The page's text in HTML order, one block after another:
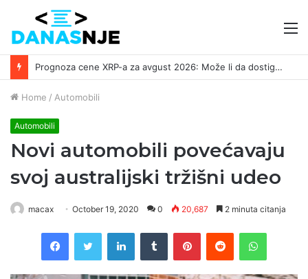
Prognoza cene XRP-a za avgust 2026: Može li da dostigne 1,50 dolara? ￼
Home / Automobili
Automobili
Novi automobili povećavaju
svoj australijski tržišni udeo
macax October 19, 2020 0 20,687 2 minuta citanja
FacebookTwitter LinkedInTumblr PinterestReddit